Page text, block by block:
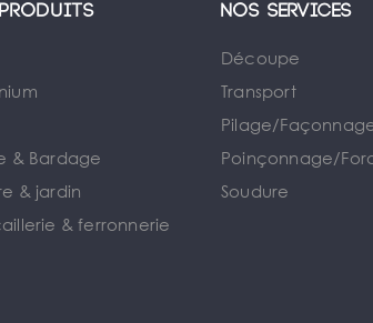
produits
& Bardage
& jardin
& ferronnerie
Nos services
Découpe
Transport
Pilage/
Poinçonnage/
Soudure